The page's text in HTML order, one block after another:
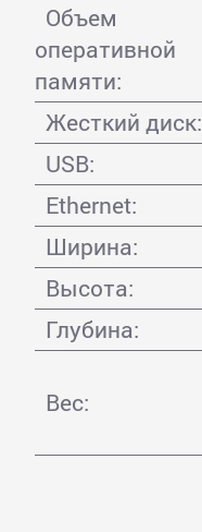
Объем
оперативной
памяти:
Жесткий диск:
USB:
Ethernet:
Ширина:
Высота:
Глубина:
Вес: